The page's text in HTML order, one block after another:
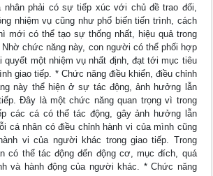
nhân phải có sự tiếp xúc với chủ đề trao đối,
nhiệm vụ cũng như phổ biến tiến trình, cách
mới có thể tạo sự thống nhất, hiệu quả trong
Nhờ chức năng này, con người có thể phối hợp
quyết một nhiệm vụ nhất định, đạt tới mục tiêu
giao tiếp. * Chức năng điều khiển, điều chỉnh
này thể hiện ở sự tác động, ảnh hưởng lẫn
Đây là một chức năng quan trọng vì trong
các cá có thể tác động, gây ảnh hưởng lẫn
cá nhân có điều chỉnh hành vi của mình cũng
vi của người khác trong giao tiếp. Trong
có thể tác động đến động cơ, mục đích, quá
và hành động của người khác. * Chức năng